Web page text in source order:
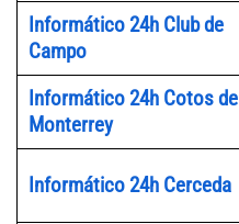
Informático 24h Club de
Campo
Informático 24h Cotos de
Monterrey
Informático 24h Cerceda